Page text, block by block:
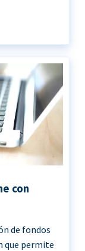
con
de fondos
que permite